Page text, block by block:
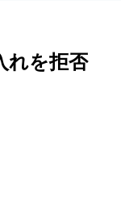
れを拒否